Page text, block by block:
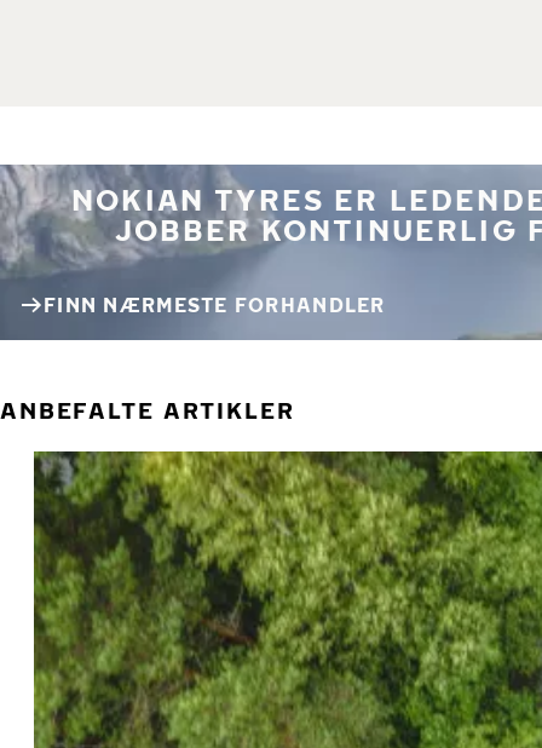
NOKIAN TYRES ER
JOBBER KONTINUERLIG
FINN NÆRMESTE FORHANDLER
ANBEFALTE ARTIKLER